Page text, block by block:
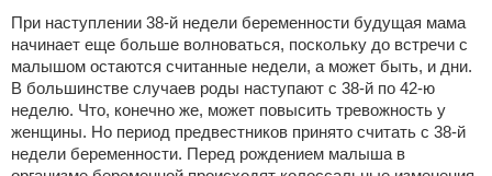
При наступлении 38-й недели беременности будущая мама
начинает еще больше волноваться, поскольку до встречи с
малышом остаются считанные недели, а может быть, и дни.
В большинстве случаев роды наступают с 38-й по 42-ю
неделю. Что, конечно же, может повысить тревожность у
женщины. Но период предвестников принято считать с 38-й
недели беременности. Перед рождением малыша в